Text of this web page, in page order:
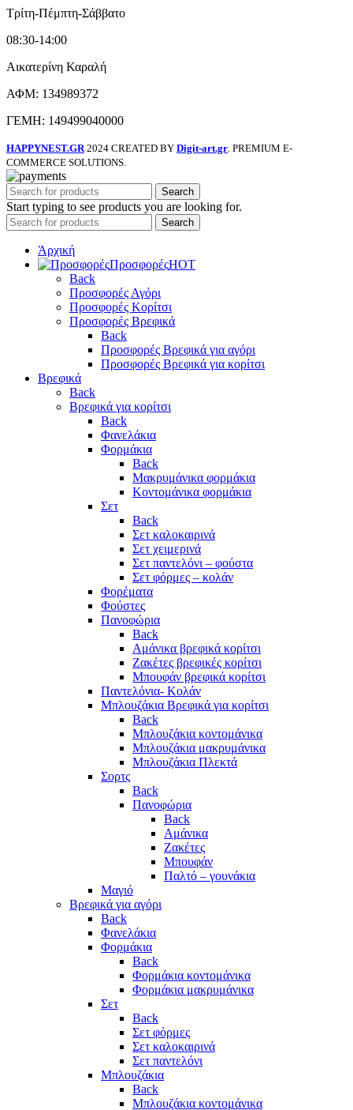
Τρίτη-Πέμπτη-Σάββατο
08:30-14:00
Αικατερίνη Καραλή
ΑΦΜ: 134989372
ΓΕΜΗ: 149499040000
HAPPYNEST.GR 2024 CREATED BY Digit-art.gr . PREMIUM E-
COMMERCE SOLUTIONS.
Search
Start typing to see products you are looking for.
Search
Άρχική
ΠροσφορέςHOT
Back
Προσφορές Αγόρι
Προσφορές Κορίτσι
Προσφορές Βρεφικά
Back
Προσφορές Βρεφικά για αγόρι
Προσφορές Βρεφικά για κορίτσι
Βρεφικά
Back
Βρεφικά για κορίτσι
Back
Φανελάκια
Φορμάκια
Back
Μακρυμάνικα φορμάκια
Κοντομάνικα φορμάκια
Σετ
Back
Σετ καλοκαιρινά
Σετ χειμερινά
Σετ παντελόνι – φούστα
Σετ φόρμες – κολάν
Φορέματα
Φούστες
Πανοφώρια
Back
Αμάνικα βρεφικά κορίτσι
Ζακέτες βρεφικές κορίτσι
Μπουφάν βρεφικά κορίτσι
Παντελόνια- Κολάν
Μπλουζάκια Βρεφικά για κορίτσι
Back
Μπλουζάκια κοντομάνικα
Μπλουζάκια μακρυμάνικα
Μπλουζάκια Πλεκτά
Σορτς
Back
Πανοφώρια
Back
Αμάνικα
Ζακέτες
Μπουφάν
Παλτό – γουνάκια
Μαγιό
Βρεφικά για αγόρι
Back
Φανελάκια
Φορμάκια
Back
Φορμάκια κοντομάνικα
Φορμάκια μακρυμάνικα
Σετ
Back
Σετ φόρμες
Σετ καλοκαιρινά
Σετ παντελόνι
Μπλουζάκια
Back
Μπλουζάκια κοντομάνικα